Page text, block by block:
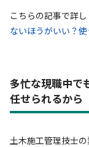
こちらの記事で詳
ないほうがいい？
多忙な現職中で
任せられるから
土木施工管理技士